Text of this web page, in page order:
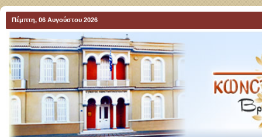
Πέμπτη, 06 Αυγούστου 2026